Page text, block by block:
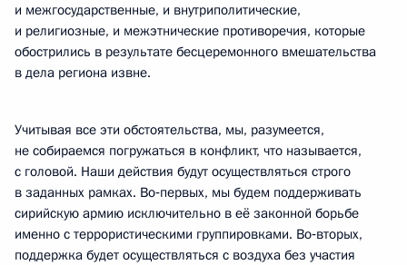
и межгосударственные, и внутриполитические,
и религиозные, и межэтнические противоречия, которые
обострились в результате бесцеремонного вмешательства
в дела региона извне.
Учитывая все эти обстоятельства, мы, разумеется,
не собираемся погружаться в конфликт, что называется,
с головой. Наши действия будут осуществляться строго
в заданных рамках. Во‑первых, мы будем поддерживать
сирийскую армию исключительно в её законной борьбе
именно с террористическими группировками. Во‑вторых,
поддержка будет осуществляться с воздуха без участия